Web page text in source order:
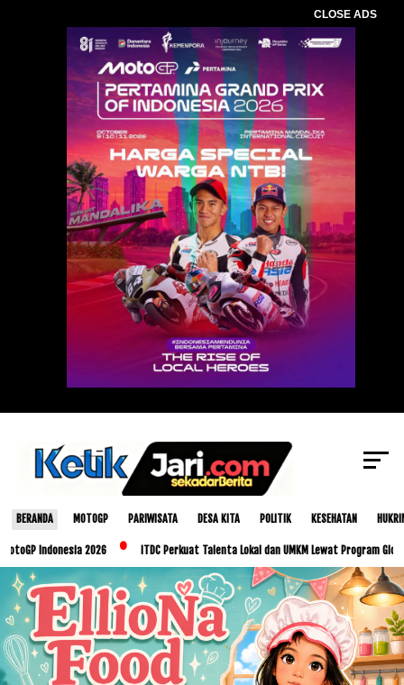
CLOSE ADS
BERANDA MOTOGP PARIWISATA DESA KITA POLITIK KESEHATAN
2026 ITDC Perkuat Talenta Lokal dan UMKM Lewat Program Glorious Golo